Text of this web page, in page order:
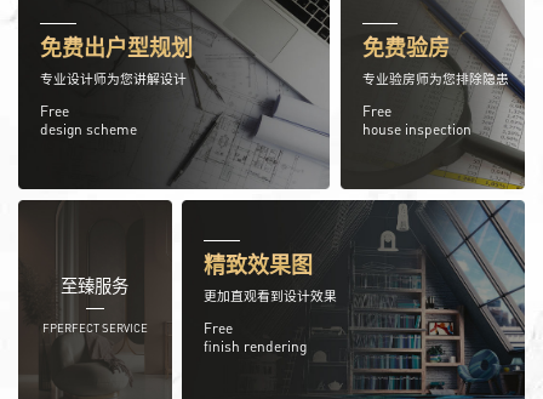
免费出户型规划
专业设计师为您讲解设计
Free
design scheme
免费验房
专业验房师为您排除隐患
Free
house inspection
至臻服务
FPERFECT SERVICE
精致效果图
更加直观看到设计效果
Free
finish rendering